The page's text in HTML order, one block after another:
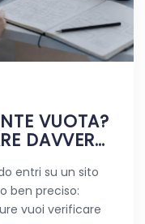
VUOTA?
DAVVERO
entri su un sito
ben preciso:
vuoi verificare